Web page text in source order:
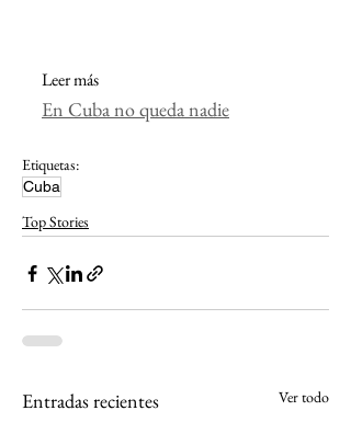
Leer más
En Cuba no queda nadie
Etiquetas:
Cuba
Top Stories
Entradas recientes Ver todo